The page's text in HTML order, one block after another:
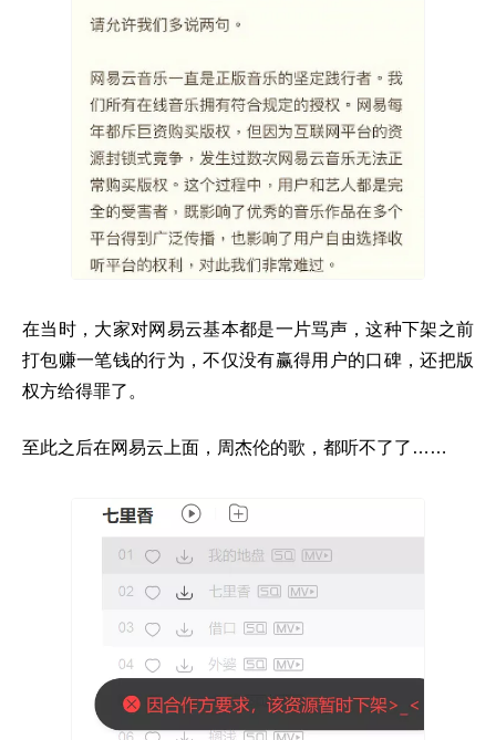
在当时，大家对网易云基本都是一片骂声，这种下架之前
打包赚一笔钱的行为，不仅没有赢得用户的口碑，还把版
权方给得罪了。
至此之后在网易云上面，周杰伦的歌，都听不了了……